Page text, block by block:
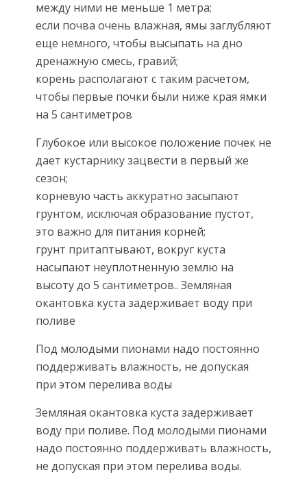
между ними не меньше 1 метра;
если почва очень влажная, ямы заглубляют
еще немного, чтобы высыпать на дно
дренажную смесь, гравий;
корень располагают с таким расчетом,
чтобы первые почки были ниже края ямки
на 5 сантиметров
Глубокое или высокое положение почек не
дает кустарнику зацвести в первый же
сезон;
корневую часть аккуратно засыпают
грунтом, исключая образование пустот,
это важно для питания корней;
грунт притаптывают, вокруг куста
насыпают неуплотненную землю на
высоту до 5 сантиметров.. Земляная
окантовка куста задерживает воду при
поливе
Под молодыми пионами надо постоянно
поддерживать влажность, не допуская
при этом перелива воды
Земляная окантовка куста задерживает
воду при поливе. Под молодыми пионами
надо постоянно поддерживать влажность,
не допуская при этом перелива воды.